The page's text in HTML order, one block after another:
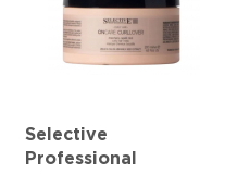
Selective
Professional